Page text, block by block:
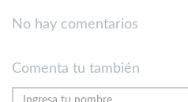
No hay comentarios
Comenta tu también